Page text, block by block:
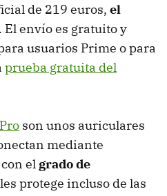
de 219 euros, el
. El envío es gratuito y
usuarios Prime o para
prueba gratuita del
son unos auriculares
mediante
el grado de
protege incluso de las